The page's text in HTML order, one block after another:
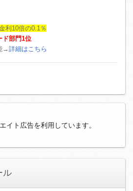
利10倍の0.1％
ド部門1位
→詳細はこちら
イト広告を利用しています。
ル